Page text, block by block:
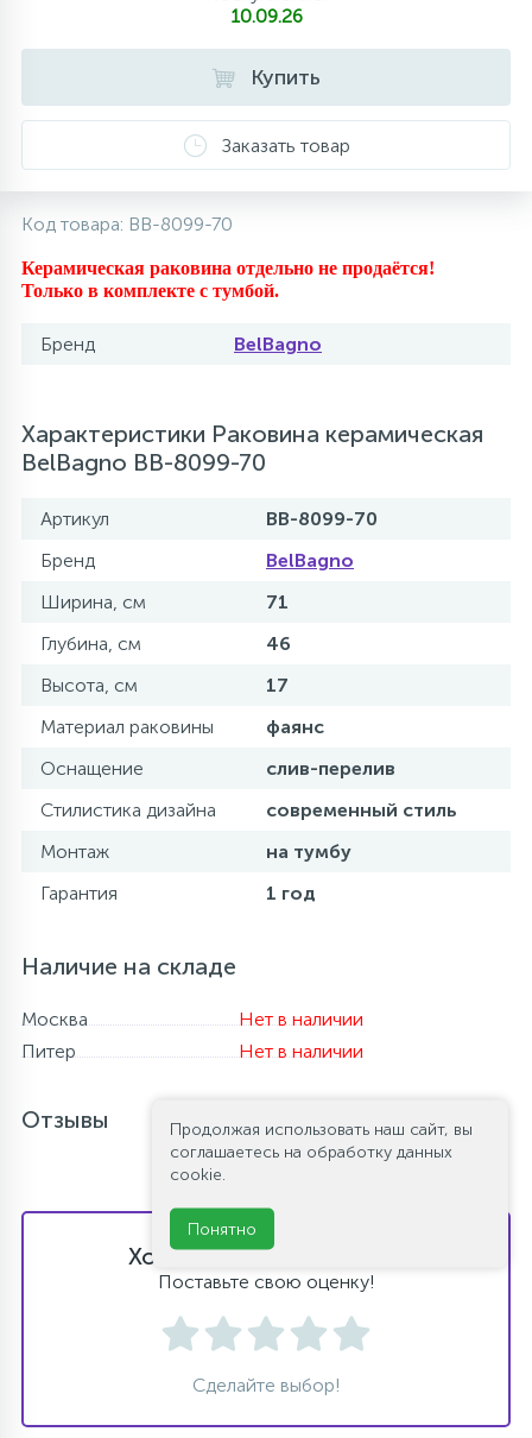
Душевые системы
19
10.09.26
Купить
Заказать товар
Код товара: BB-8099-70
Керамическая раковина отдельно не продаётся!
Только в комплекте с тумбой.
Бренд BelBagno
Характеристики Раковина керамическая
BelBagno BB-8099-70
Артикул
BB-8099-70
Бренд
BelBagno
Ширина, см
71
Глубина, см
46
Высота, см
17
Материал раковины
фаянс
Оснащение
слив-перелив
Стилистика дизайна
современный стиль
Монтаж
на тумбу
Гарантия
1 год
Наличие на складе
Москва
Нет в наличии
Питер
Нет в наличии
Отзывы
Хотите оставить отзыв?
Поставьте свою оценку!
Сделайте выбор!
Продолжая использовать наш сайт, вы
соглашаетесь на обработку данных
cookie.
Понятно